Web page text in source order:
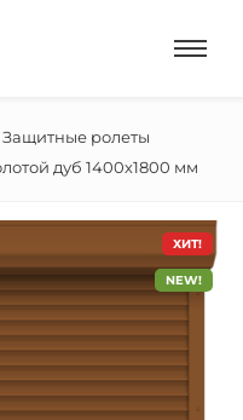
Защитные ролеты
дуб 1400х1800 мм
ХИТ!
NEW!